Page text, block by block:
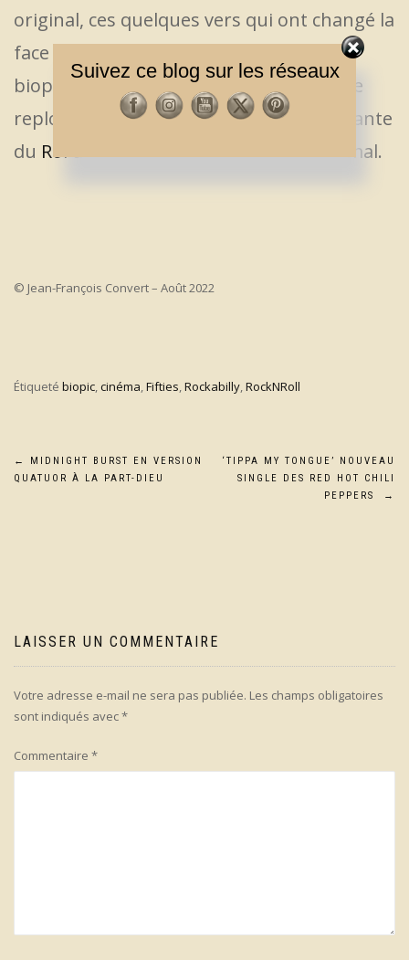
original, ces quelques vers qui ont changé la
face du monde il y a près de 70 ans… Un
biopic qui finalement donne l’envie de se
replonger dans la discographie foisonnante
du Roi du Rock ‘n’ Roll. Et c’est déjà pas mal.
© Jean-François Convert – Août 2022
Étiqueté biopic cinéma Fifties Rockabilly RockNRoll
Navigation
←
MIDNIGHT BURST EN VERSION
QUATUOR À LA PART-DIEU
‘TIPPA MY TONGUE’ NOUVEAU
SINGLE DES RED HOT CHILI
PEPPERS
→
LAISSER UN COMMENTAIRE
Votre adresse e-mail ne sera pas publiée. Les champs obligatoires
sont indiqués avec*
Commentaire *
Suivez ce blog sur les réseaux